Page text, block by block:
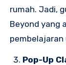
rumah. Jadi,
Beyond yang
Pop-Up